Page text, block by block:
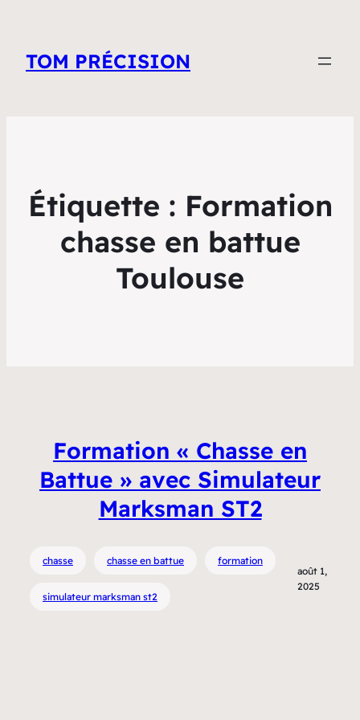
TOM PRÉCISION
Étiquette : Formation
chasse en battue
Toulouse
Formation « Chasse en
Battue » avec Simulateur
Marksman ST2
chasse chasse en battue formation
simulateur marksman st2
août 1,
2025